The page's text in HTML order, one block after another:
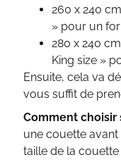
260 x 240
» pour un
280 x 240
King size »
Ensuite, cela va
vous suffit de
Comment choisir
une couette avant
taille de la